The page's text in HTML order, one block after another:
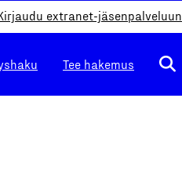
extranet-jäsenpalveluun
Tee hakemus